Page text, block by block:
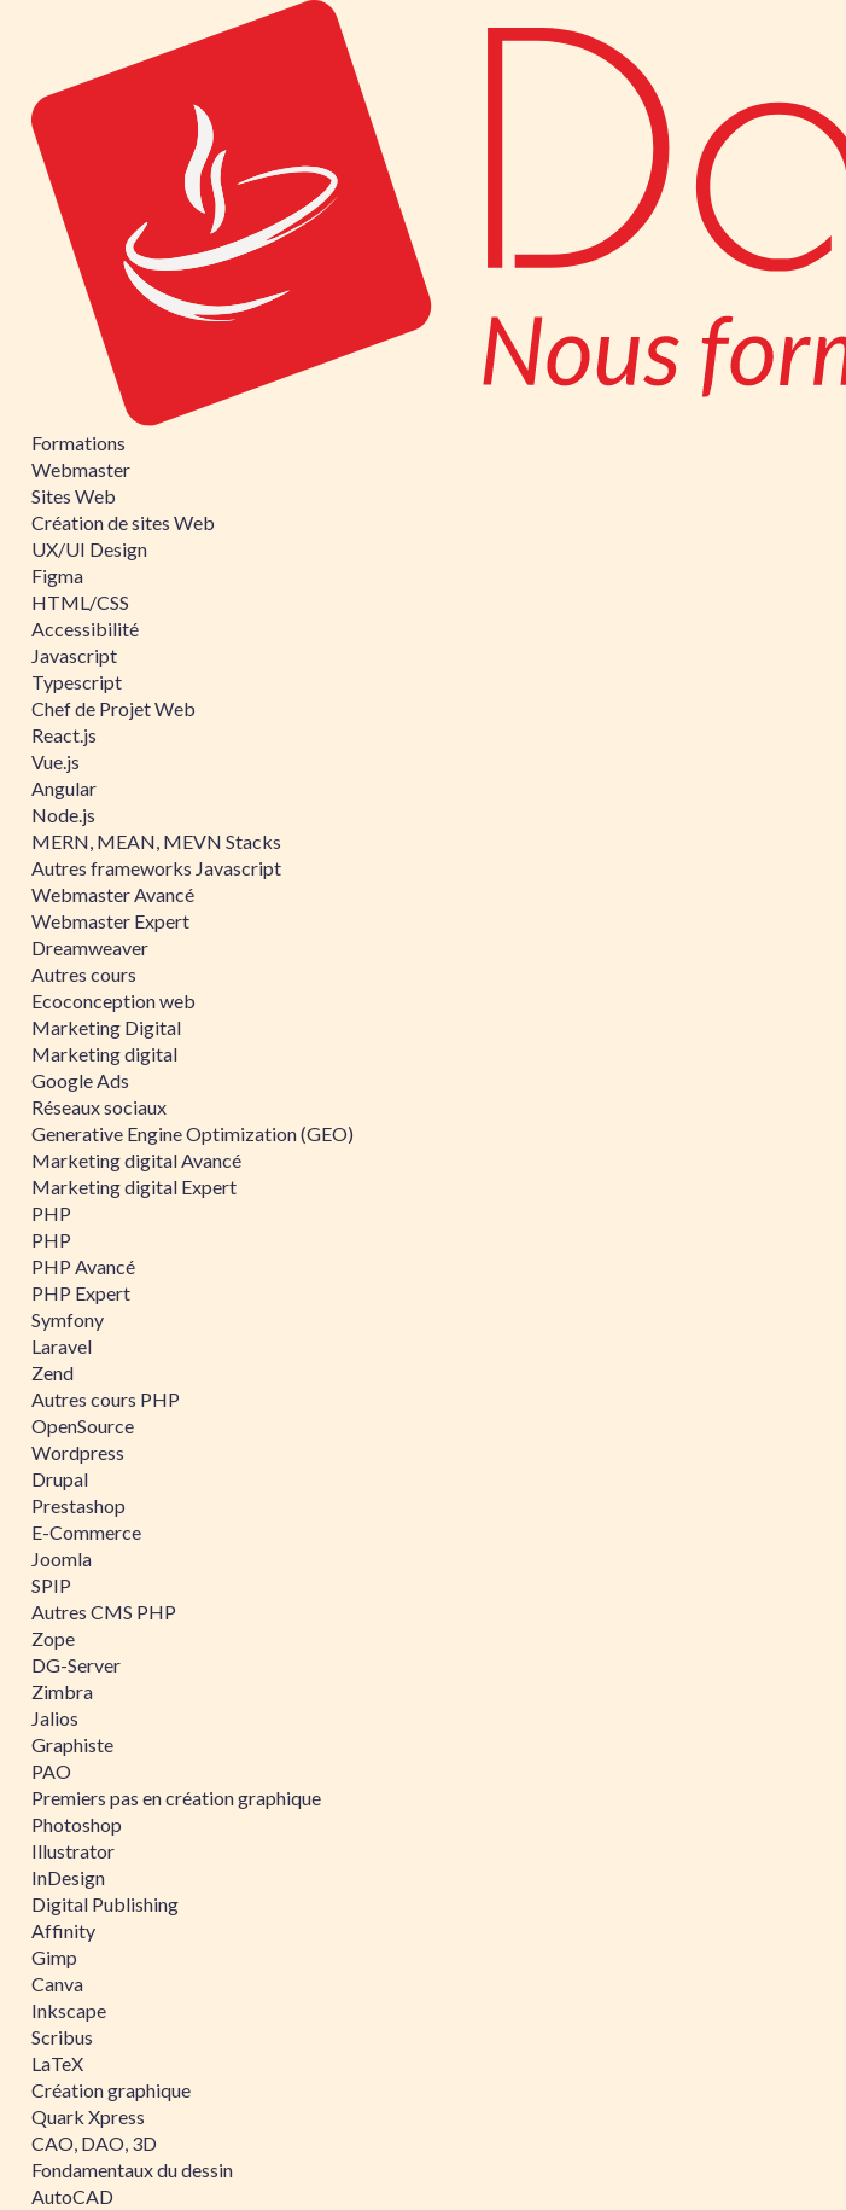
Formations
Webmaster
Sites Web
Création de sites Web
UX/UI Design
Figma
HTML/CSS
Accessibilité
Javascript
Typescript
Chef de Projet Web
React.js
Vue.js
Angular
Node.js
MERN, MEAN, MEVN Stacks
Autres frameworks Javascript
Webmaster Avancé
Webmaster Expert
Dreamweaver
Autres cours
Ecoconception web
Marketing Digital
Marketing digital
Google Ads
Réseaux sociaux
Generative Engine Optimization (GEO)
Marketing digital Avancé
Marketing digital Expert
PHP
PHP
PHP Avancé
PHP Expert
Symfony
Laravel
Zend
Autres cours PHP
OpenSource
Wordpress
Drupal
Prestashop
E-Commerce
Joomla
SPIP
Autres CMS PHP
Zope
DG-Server
Zimbra
Jalios
Graphiste
PAO
Premiers pas en création graphique
Photoshop
Illustrator
InDesign
Digital Publishing
Affinity
Gimp
Canva
Inkscape
Scribus
LaTeX
Création graphique
Quark Xpress
CAO, DAO, 3D
Fondamentaux du dessin
AutoCAD